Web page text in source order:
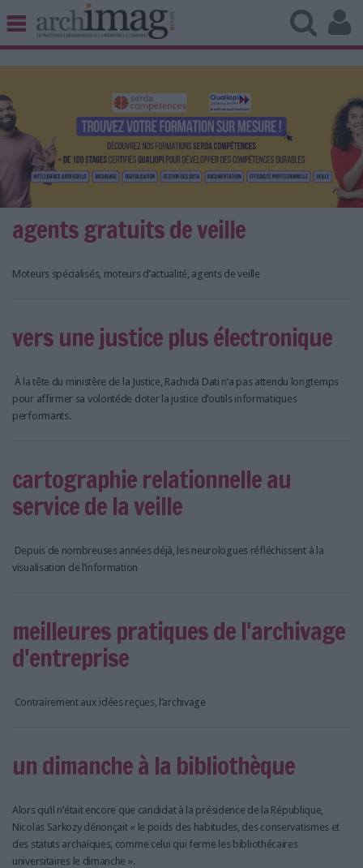
BIBLIOTHÈQUE ÉDITION
UNIVERS DATA
TRAVAIL COLLABORATIF
VIE NUMÉRIQUE
NUMÉRIQUE RESPONSABLE
LE MAGAZINE
LES BASES DE DONNÉES
L'ESPACE EMPLOI
LES LIVRES BLANCS
LES SUPPLÉMENTS
NOS OFFRES D'ABONNEMENTS
agents gratuits de veille
Moteurs spécialisés, moteurs d’actualité, agents de veille
vers une justice plus électronique
À la tête du ministère de la Justice, Rachida Dati n’a pas attendu longtemps
pour affirmer sa volontéde doter la justice d’outils informatiques
performants.
cartographie relationnelle au
service de la veille
Depuis de nombreuses années déjà, les neurologues réfléchissent à la
visualisation de l’information
meilleures pratiques de l'archivage
d'entreprise
Contrairement aux idées reçues, l’archivage
un dimanche à la bibliothèque
Alors qu’il n’était encore que candidat à la présidence de la République,
Nicolas Sarkozy dénonçait « le poids des habitudes, des conservatismes et
des statuts archaïques, comme celui qui ferme les bibliothécaires
universitaires le dimanche ».